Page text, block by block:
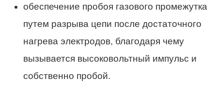
обеспечение пробоя газового промежутка
путем разрыва цепи после достаточного
нагрева электродов, благодаря чему
вызывается высоковольтный импульс и
собственно пробой.